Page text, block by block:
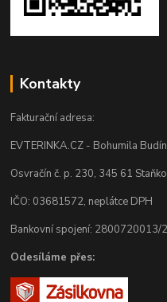
Kontakty
Fakturační adresa:
EVTERINKA.CZ - Bohumila
Osvračín č. p. 230, 345 61
IČO: 03681572, neplátce DPH
Bankovní spojení: 2800720013/
Odesíláme přes: